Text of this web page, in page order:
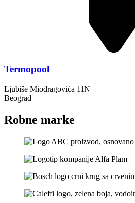
Termopool
Ljubiše Miodragovića 11N
Beograd
Robne marke